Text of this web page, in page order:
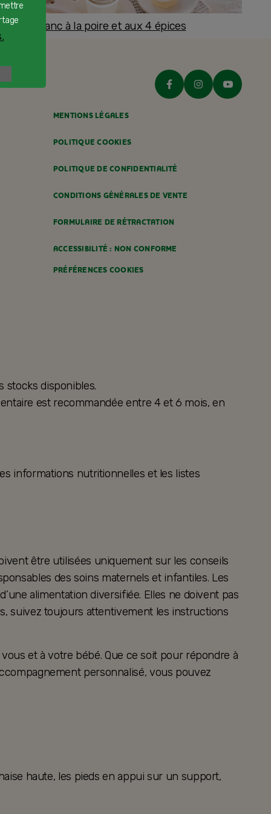
blanc à la poire et aux 4 épices
8 mois
MENTIONS LÉGALES
POLITIQUE COOKIES
POLITIQUE DE CONFIDENTIALITÉ
CONDITIONS GÉNÉRALES DE VENTE
FORMULAIRE DE RÉTRACTATION
ACCESSIBILITÉ : NON CONFORME
PRÉFÉRENCES COOKIES
stocks disponibles.
est recommandée entre 4 et 6 mois, en
informations nutritionnelles et les listes
être utilisées uniquement sur les conseils
des soins maternels et infantiles. Les
alimentation diversifiée. Elles ne doivent pas
suivez toujours attentivement les instructions
et à votre bébé. Que ce soit pour répondre à
personnalisé, vous pouvez
haute, les pieds en appui sur un support,